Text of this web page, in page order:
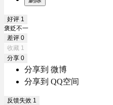
好评 1
褒贬不一
差评 0
收藏 1
分享 0
分享到 微博
分享到 QQ空间
反馈失效 1